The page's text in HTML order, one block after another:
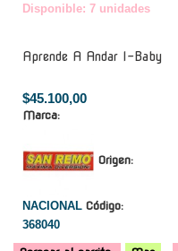
Disponible: 7 unidades
Aprende A Andar I-Baby
$45.100,00
Marca:
Origen:
NACIONAL Código:
368040